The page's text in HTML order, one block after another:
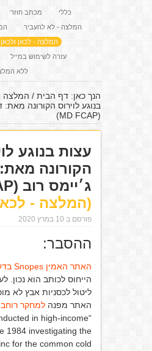
כללי מכתב חוזר
המלצה - לא להעביר
המלצה - לכאן ולכאן
עזרה לשימוש במייל
ללא
הנך כאן:דף הבית / המלצה
בנוגע לוירוס הקורונה מאת:
(MD FCAP)
עצות בנוגע
הקורונה
ג׳יימס רוב (MD FCAP)
(המלצה -
פורסם ב 10 במרץ 2020
ההסבר:
האתר האמין Snopes בדק את המכתב
הייחוס לכותב הוא נכון.
ליטול לכסניות אבץ לא
האתר מפנהלמחקר רוחב
in high-income
1984 investigating the
for the common cold